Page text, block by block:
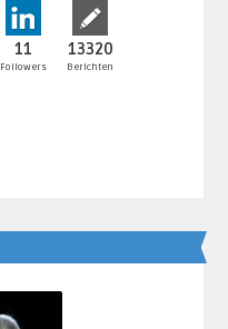
11
Followers
13320
Berichten